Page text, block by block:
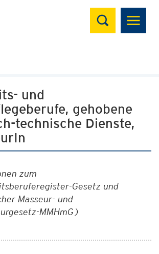
Suchen
und
gehobene
technische Dienste,
zum
Gesetz und
Masseur- und
MMHmG)